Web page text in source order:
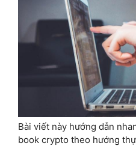
Bài viết này hướng dẫn
book crypto theo hướng